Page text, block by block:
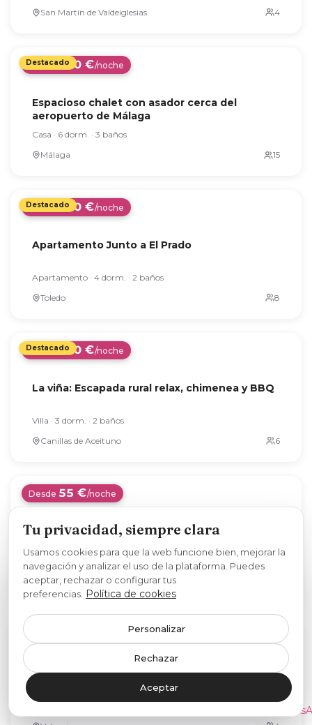
Tu privacidad, siempre clara
Usamos cookies para que la web funcione bien, mejorar la
navegación y analizar el uso de la plataforma. Puedes
aceptar, rechazar o configurar tus
preferencias. Política de cookies
Personalizar
Rechazar
Aceptar
Casa · 2 dorm. · 1 baño
San Martín de Valdeiglesias
Desde
aeropuerto de Málaga
Casa · 6 dorm. · 3 baños
Málaga
Desde100 €
Apartamento Junto a El Prado
Toledo
La viña: Escapada rural relax, chimenea y BBQ
Villa · 3 dorm. · 2 baños
Canillas de Aceituno
Desde55 €/noche
Valencia
PASO 1 DE 2
Explora los alojamientos
Estos son los alojamientos que encajan con tu
búsqueda. Usa los
filtrospara afinar.
Saltar